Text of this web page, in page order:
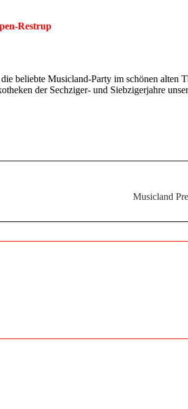
Restrup
beliebte Musicland-Party im schönen alten
der Sechziger- und Siebzigerjahre
Musicland